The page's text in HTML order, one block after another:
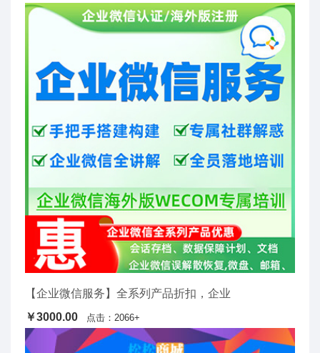
【企业微信服务】全系列产品折扣，企业
￥3000.00
点击：2066+